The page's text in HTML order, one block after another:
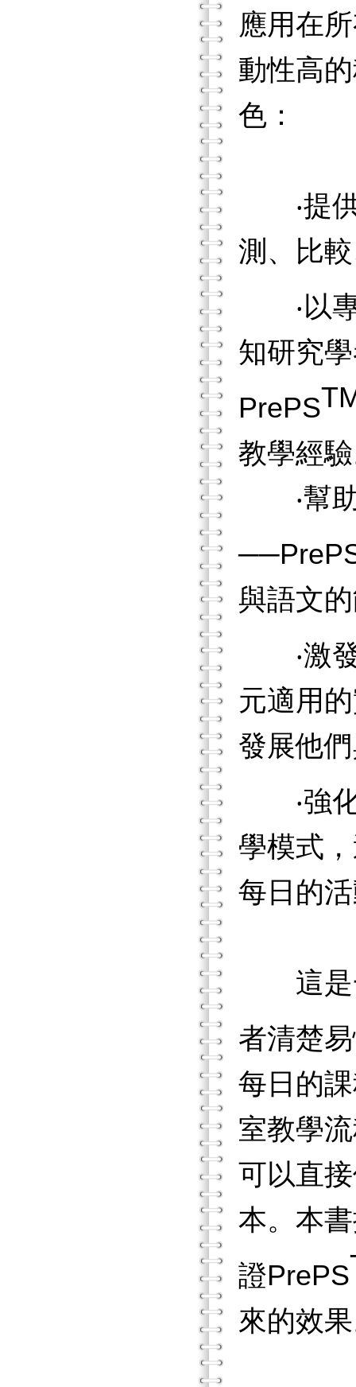
應用在
動性高
色：
‧提供
測、比
‧以專
知研究
PrePS
教學經
‧幫助
與語文
‧激發
元適用
發展他
‧強化
學模式
每日的
這是一
者清楚
每日的
室教學
可以直
本。本
證PrePS
來的效